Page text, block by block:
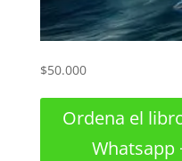
¿Qué hora es? ¿Qué
$50.000
Ordena el
Whatsapp